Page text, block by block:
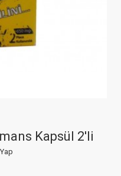
Kapsül 2'li